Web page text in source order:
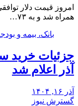
امروز قیمت دلار
همراه شد و به ۷۳…
بانک، بیمه و
آذر اعلام شد
آذر ۱۶, ۱۴۰۴
گسترش نیوز